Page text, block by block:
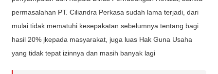
permasalahan PT. Ciliandra Perkasa sudah lama terjadi, dari
mulai tidak mematuhi kesepakatan sebelumnya tentang bagi
hasil 20% jkepada masyarakat, juga luas Hak Guna Usaha
yang tidak tepat izinnya dan masih banyak lagi